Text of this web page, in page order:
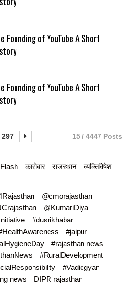
Founding of YouTube A Short
Founding of YouTube A Short
297 15 / 4447 Posts
कारोबार राजस्थान व्यक्तिविषेश
@cmorajasthan
@KumariDiya
#dusrikhabar
#jaipur
#rajasthan news
#RuralDevelopment
#Vadicgyan
news
DIPR rajasthan